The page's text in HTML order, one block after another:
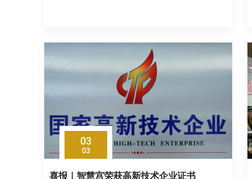
03
03
喜报｜智慧宫荣获高新技术企业证书